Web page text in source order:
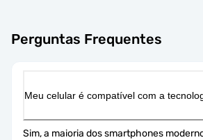
Perguntas Frequentes
Meu celular é compatível com a
Sim, a maioria dos smartphones